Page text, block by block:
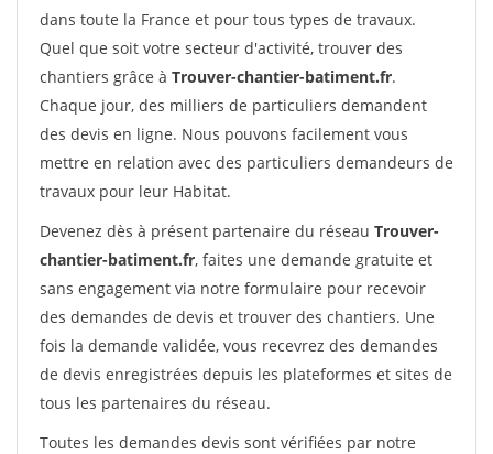
dans toute la France et pour tous types de travaux.
Quel que soit votre secteur d'activité, trouver des
chantiers grâce à Trouver-chantier-batiment.fr.
Chaque jour, des milliers de particuliers demandent
des devis en ligne. Nous pouvons facilement vous
mettre en relation avec des particuliers demandeurs de
travaux pour leur Habitat.
Devenez dès à présent partenaire du réseau Trouver-
chantier-batiment.fr, faites une demande gratuite et
sans engagement via notre formulaire pour recevoir
des demandes de devis et trouver des chantiers. Une
fois la demande validée, vous recevrez des demandes
de devis enregistrées depuis les plateformes et sites de
tous les partenaires du réseau.
Toutes les demandes devis sont vérifiées par notre